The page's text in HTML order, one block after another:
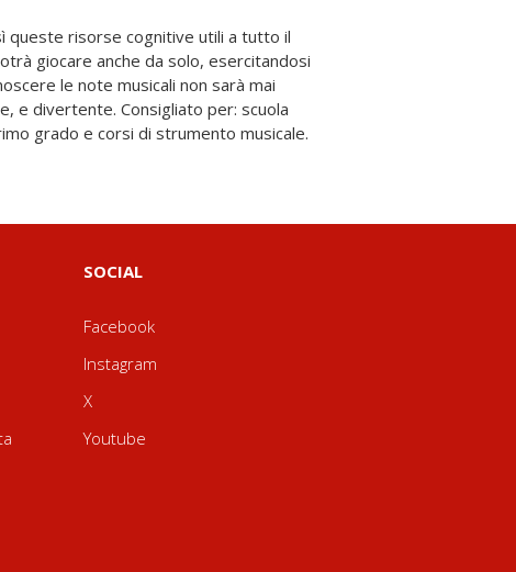
grado e corsi di strumento musicale.
SOCIAL
Facebook
Instagram
X
Youtube